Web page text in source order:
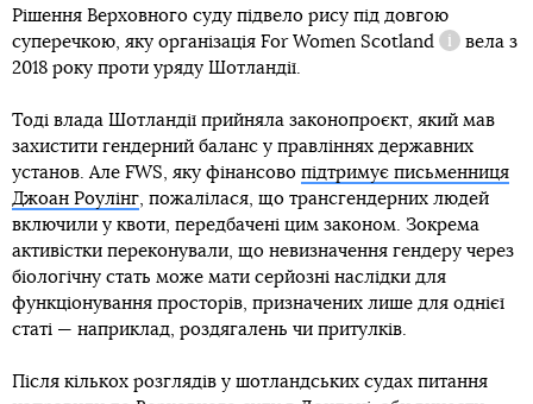
Рішення Верховного суду підвело рису під довгою
суперечкою, яку організація For Women Scotland
Довідка
вела з
2018 року проти уряду Шотландії.
Тоді влада Шотландії прийняла законопроєкт, який мав
захистити гендерний баланс у правліннях державних
установ. Але FWS, яку фінансово підтримує письменниця
Джоан Роулінг , пожалілася, що трансгендерних людей
включили у квоти, передбачені цим законом. Зокрема
активістки переконували, що невизначення гендеру через
біологічну стать може мати серйозні наслідки для
функціонування просторів, призначених лише для однієї
статі — наприклад, роздягалень чи притулків.
Після кількох розглядів у шотландських судах питання